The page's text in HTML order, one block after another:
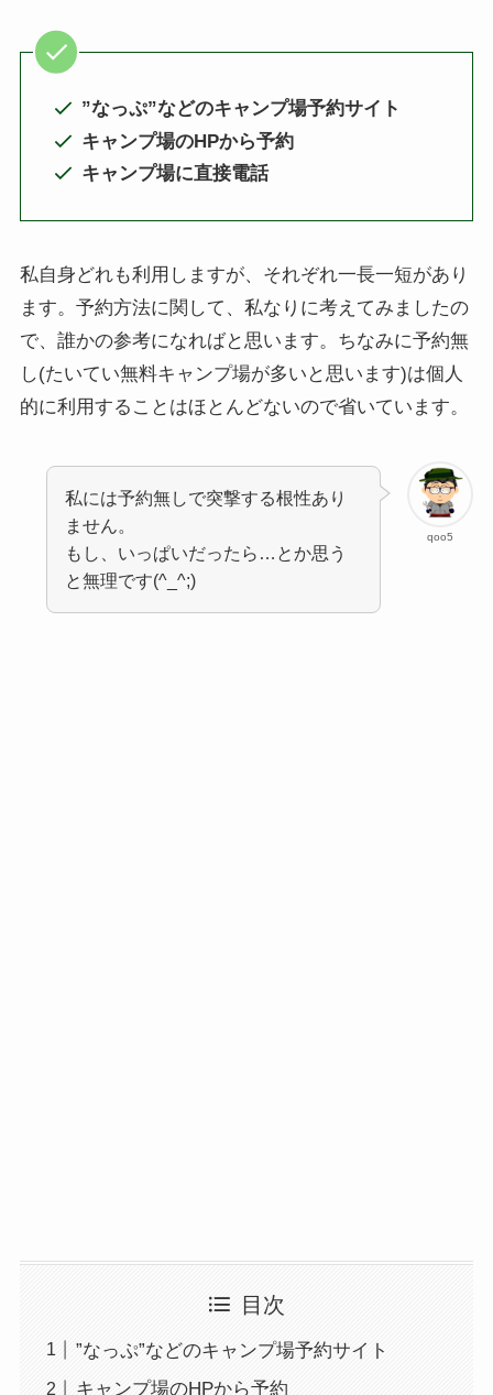
”なっぷ”などのキャンプ場予約サイト
キャンプ場のHPから予約
キャンプ場に直接電話
私自身どれも利用しますが、それぞれ一長一短があり
ます。予約方法に関して、私なりに考えてみましたの
で、誰かの参考になればと思います。ちなみに予約無
し(たいてい無料キャンプ場が多いと思います)は個人
的に利用することはほとんどないので省いています。
qoo5
私には予約無しで突撃する根性あり
ません。
もし、いっぱいだったら…とか思う
と無理です(^_^;)
目次
”なっぷ”などのキャンプ場予約サイト
キャンプ場のHPから予約